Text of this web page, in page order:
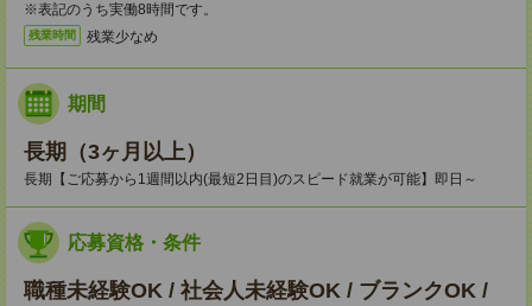
※表記のうち実働8時間です。
残業時間 残業少なめ
期間
長期（3ヶ月以上）
長期【ご応募から1週間以内(最短2日目)のスピード就業が可能】即日～
応募資格・条件
職種未経験OK / 社会人未経験OK / ブランクOK /